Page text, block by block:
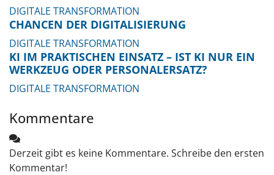
DIGITALE TRANSFORMATION
CHANCEN DER DIGITALISIERUNG
DIGITALE TRANSFORMATION
KI IM PRAKTISCHEN EINSATZ – IST KI NUR EIN
WERKZEUG ODER PERSONALERSATZ?
DIGITALE TRANSFORMATION
Kommentare
Derzeit gibt es keine Kommentare. Schreibe den ersten
Kommentar!